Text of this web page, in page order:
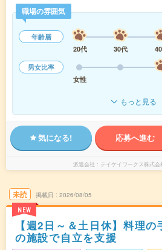
職場の雰囲気
年齢層
20代
30代
男女比率
女性
もっと見る
気になる! 応募へ進む
派遣会社 テイケイワークス株式会
未読
NEW
掲載日 2026/08/05
【週2日～＆土日休】料理
の施設で自立を支援